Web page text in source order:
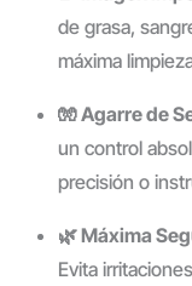
de grasa,
máxima
🧤 Agarre de
un control
precisión o
🌿 Máxima
Evita